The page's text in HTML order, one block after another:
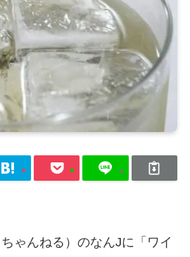
ゃんねる）のなんJに「ワイ